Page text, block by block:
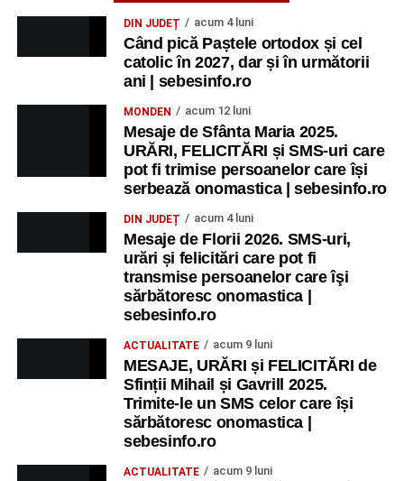
DIN JUDEȚ acum 4 luni
Când pică Paștele ortodox și cel
catolic în 2027, dar și în următorii
ani | sebesinfo.ro
MONDEN acum 12 luni
Mesaje de Sfânta Maria 2025.
URĂRI, FELICITĂRI și SMS-uri care
pot fi trimise persoanelor care își
serbează onomastica | sebesinfo.ro
DIN JUDEȚ acum 4 luni
Mesaje de Florii 2026. SMS-uri,
urări și felicitări care pot fi
transmise persoanelor care îşi
sărbătoresc onomastica |
sebesinfo.ro
ACTUALITATE acum 9 luni
MESAJE, URĂRI și FELICITĂRI de
Sfinții Mihail și Gavrill 2025.
Trimite-le un SMS celor care își
sărbătoresc onomastica |
sebesinfo.ro
ACTUALITATE acum 9 luni